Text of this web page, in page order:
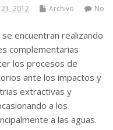
2012 Archivo
No
encuentran realizando
complementarias
los procesos de
ante los impactos y
extractivas y
a los
a las aguas.